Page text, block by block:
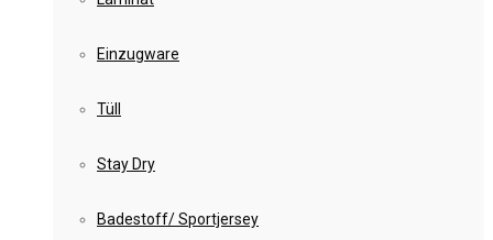
Einzugware
Tüll
Stay Dry
Badestoff/ Sportjersey